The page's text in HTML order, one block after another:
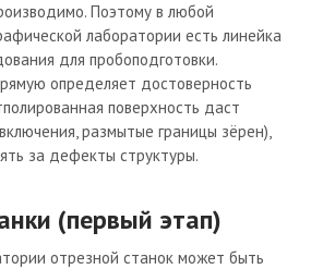
Поэтому в любой
лаборатории есть линейка
для пробоподготовки.
определяет достоверность
поверхность даст
размытые границы зёрен),
за дефекты структуры.
(первый этап)
отрезной станок может быть